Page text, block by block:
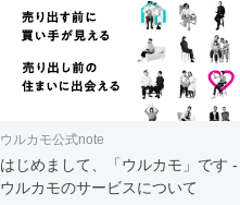
ウルカモ公式note
はじめまして、「ウルカモ」です -
ウルカモのサービスについて